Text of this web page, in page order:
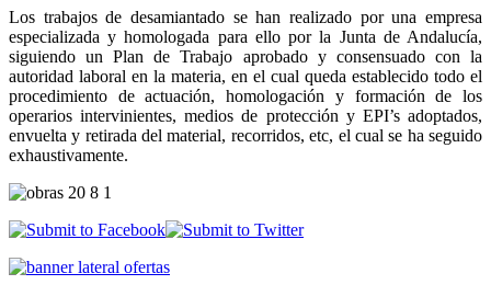
Los trabajos de desamiantado se han realizado por una empresa
especializada y homologada para ello por la Junta de Andalucía,
siguiendo un Plan de Trabajo aprobado y consensuado con la
autoridad laboral en la materia, en el cual queda establecido todo el
procedimiento de actuación, homologación y formación de los
operarios intervinientes, medios de protección y EPI’s adoptados,
envuelta y retirada del material, recorridos, etc, el cual se ha seguido
exhaustivamente.